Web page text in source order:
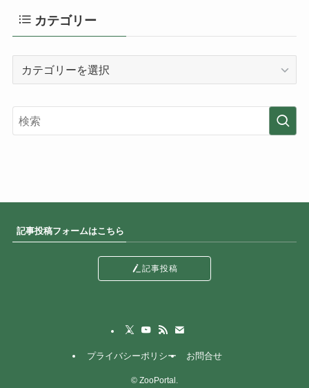
カテゴリー
ゴ
リ
記事投稿フォームはこちら
記事投稿
プライバシーポリシー お問合せ
© ZooPortal.